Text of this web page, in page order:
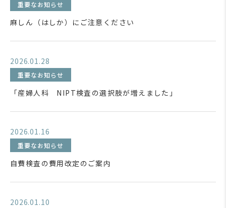
重要なお知らせ
麻しん（はしか）にご注意ください
2026.01.28
重要なお知らせ
「産婦人科 NIPT検査の選択肢が増えました」
2026.01.16
重要なお知らせ
自費検査の費用改定のご案内
2026.01.10